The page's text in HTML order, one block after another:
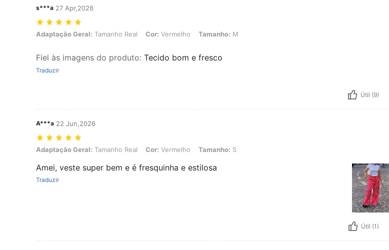
s***a 27 Apr,2026
Adaptação Geral: Tamanho Real, Cor: Vermelho, Tamanho: M
Adaptação Geral: Tamanho Real Cor: Vermelho Tamanho: M
Fiel às imagens do produto: Tecido bom e fresco
Traduzir
Útil (9)
A***a 22 Jun,2026
Adaptação Geral: Tamanho Real, Cor: Vermelho, Tamanho: S
Adaptação Geral: Tamanho Real Cor: Vermelho Tamanho: S
Amei, veste super bem e é fresquinha e estilosa
Traduzir
Útil (1)